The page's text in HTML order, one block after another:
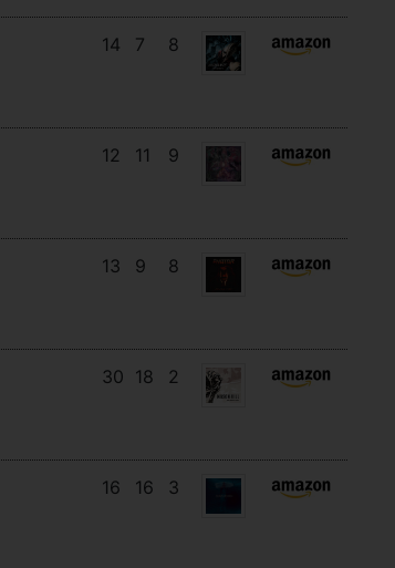
14 7 8
12 11 9
13 9 8
30 18 2
16 16 3